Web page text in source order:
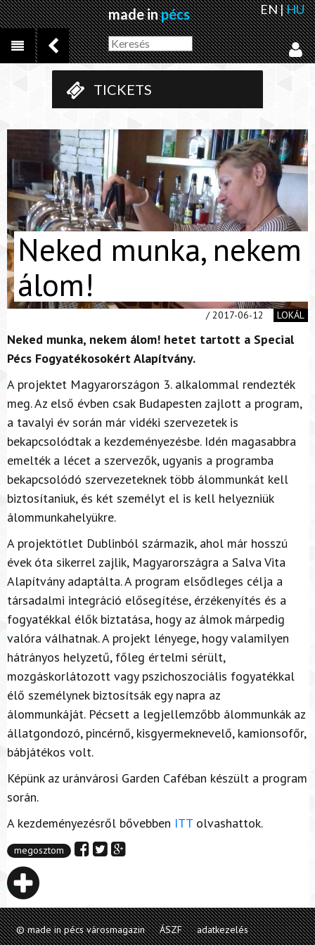
made inpécs EN|HU
TICKETS
Neked munka, nekem
álom!
/ 2017-06-12 LOKÁL
Neked munka, nekem álom! hetet tartott a Special
Pécs Fogyatékosokért Alapítvány.
A projektet Magyarországon 3. alkalommal rendezték
meg. Az első évben csak Budapesten zajlott a program,
a tavalyi év során már vidéki szervezetek is
bekapcsolódtak a kezdeményezésbe. Idén magasabbra
emelték a lécet a szervezők, ugyanis a programba
bekapcsolódó szervezeteknek több álommunkát kell
biztosítaniuk, és két személyt el is kell helyezniük
álommunkahelyükre.
A projektötlet Dublinból származik, ahol már hosszú
évek óta sikerrel zajlik, Magyarországra a Salva Vita
Alapítvány adaptálta. A program elsődleges célja a
társadalmi integráció elősegítése, érzékenyítés és a
fogyatékkal élők biztatása, hogy az álmok márpedig
valóra válhatnak. A projekt lényege, hogy valamilyen
hátrányos helyzetű, főleg értelmi sérült,
mozgáskorlátozott vagy pszichoszociális fogyatékkal
élő személynek biztosítsák egy napra az
álommunkáját. Pécsett a legjellemzőbb álommunkák az
állatgondozó, pincérnő, kisgyermeknevelő, kamionsofőr,
bábjátékos volt.
Képünk az uránvárosi Garden Caféban készült a program
során.
A kezdeményezésről bővebben ITT olvashattok.
megosztom
© made in pécs városmagazin ÁSZF
adatkezelés